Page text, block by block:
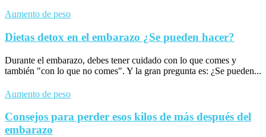
Aumento de peso
Dietas detox en el embarazo ¿Se pueden hacer?
Durante el embarazo, debes tener cuidado con lo que comes y
también "con lo que no comes". Y la gran pregunta es: ¿Se pueden...
Aumento de peso
Consejos para perder esos kilos de más después del
embarazo